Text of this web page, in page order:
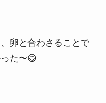
卵と合わさることで
た〜😋